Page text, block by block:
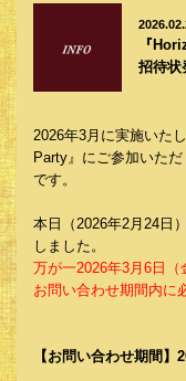
『
招待状
2026年3月に実施いた
Party』にご参加いた
です。
本日（2026年2月24日
しました。
万が一2026年3月6日
お問い合わせ期間内に
【お問い合わせ期間】